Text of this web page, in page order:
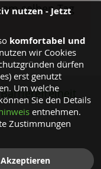
selben Tag
Barrierefreiheit
nutzen - Jetzt
komfortabel und
wir Cookies
dürfen
erst genutzt
Um welche
Sie den Details
entnehmen.
Zustimmungen